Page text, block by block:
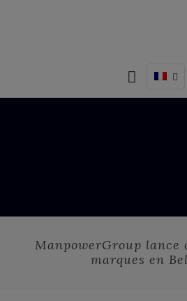
ManpowerGroup lance
marques en